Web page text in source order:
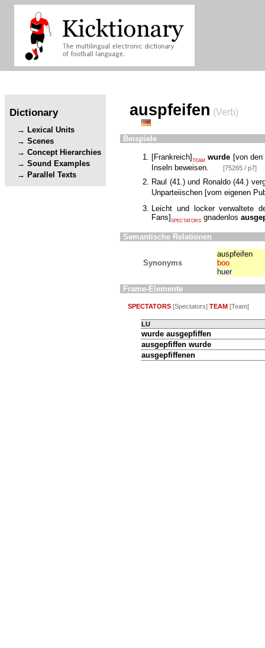
Dictionary
Lexical Units
Scenes
Concept Hierarchies
Sound Examples
Parallel Texts
auspfeifen (Verb)
Beispiele
[Frankreich] TEAM wurde [von den
Inseln beweisen.
[75265 / p7]
Raul (41.) und Ronaldo (44.)
Unparteiischen [vom eigenen
Leicht und locker verwaltete
Fans]SPECTATORS gnadenlos
Semantische Relationen
Synonyms
auspfeifen
boo
huer
Frame-Elemente
SPECTATORS [Spectators] TEAM [Team]
LU
wurde ausgepfiffen
ausgepfiffen wurde
ausgepfiffenen